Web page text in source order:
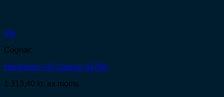
Vis
Cognac
Hennessy VS Cognac 6x70cl
1.313,40 kr. ex moms